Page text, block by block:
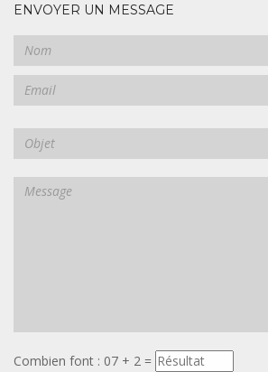
ENVOYER UN MESSAGE
Combien font : 07 + 2 =